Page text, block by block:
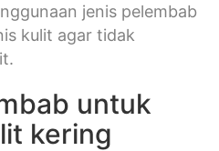
jenis pelembab
kulit agar tidak
untuk
kering